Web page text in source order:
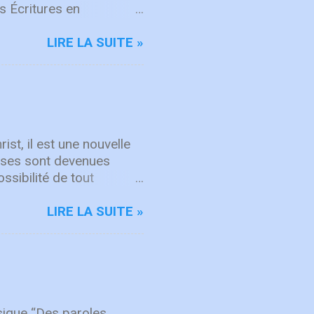
Écritures en
Dans Actes 21, des
missionnaires
amis des États-
encore, nos
LIRE LA SUITE »
il est une nouvelle
sont devenues
de tout
Subscribe
LIRE LA SUITE »